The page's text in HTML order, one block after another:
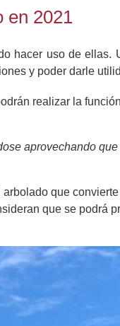
en 2021
hacer uso de ellas.
y poder darle
realizar la
aprovechando
que
que se podrá